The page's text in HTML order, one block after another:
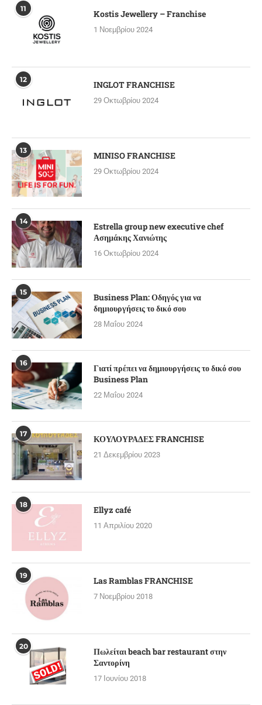
11 Kostis Jewellery – Franchise
1 Νοεμβρίου 2024
12 INGLOT FRANCHISE
29 Οκτωβρίου 2024
13 MINISO FRANCHISE
29 Οκτωβρίου 2024
14
Estrella group new executive chef
Ασημάκης Χανιώτης
16 Οκτωβρίου 2024
15
Business Plan: Οδηγός για να
δημιουργήσεις το δικό σου
28 Μαΐου 2024
16
Γιατί πρέπει να δημιουργήσεις το δικό σου
Business Plan
22 Μαΐου 2024
17 ΚΟΥΛΟΥΡΑΔΕΣ FRANCHISE
21 Δεκεμβρίου 2023
18 Ellyz café
11 Απριλίου 2020
19 Las Ramblas FRANCHISE
7 Νοεμβρίου 2018
20
Πωλείται beach bar restaurant στην
Σαντορίνη
17 Ιουνίου 2018